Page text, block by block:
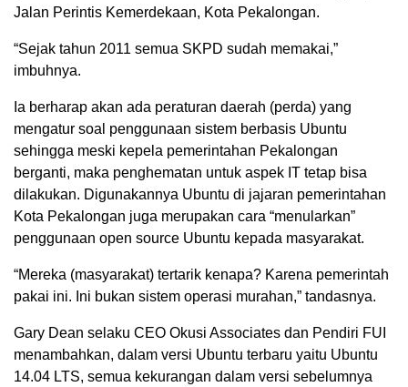
Jalan Perintis Kemerdekaan, Kota Pekalongan.
“Sejak tahun 2011 semua SKPD sudah memakai,”
imbuhnya.
Ia berharap akan ada peraturan daerah (perda) yang
mengatur soal penggunaan sistem berbasis Ubuntu
sehingga meski kepela pemerintahan Pekalongan
berganti, maka penghematan untuk aspek IT tetap bisa
dilakukan. Digunakannya Ubuntu di jajaran pemerintahan
Kota Pekalongan juga merupakan cara “menularkan”
penggunaan open source Ubuntu kepada masyarakat.
“Mereka (masyarakat) tertarik kenapa? Karena pemerintah
pakai ini. Ini bukan sistem operasi murahan,” tandasnya.
Gary Dean selaku CEO Okusi Associates dan Pendiri FUI
menambahkan, dalam versi Ubuntu terbaru yaitu Ubuntu
14.04 LTS, semua kekurangan dalam versi sebelumnya